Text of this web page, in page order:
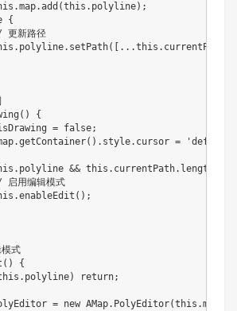
.map.add (this . polyline) ;
{
新路径
. polyline. setPath( ...this . currentPath
( )
{
= false;
.getContainer( ) . style. cursor = 'default'
. polyline && this . currentPath. length
用编辑模式
.enableEdit ( ) ;
式
( )
{
. polyline) return;
= new AMap. PolyEditor(this .map